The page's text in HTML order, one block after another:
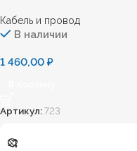
Кабель и провод
В наличии
1 460,00 ₽
Артикул:723